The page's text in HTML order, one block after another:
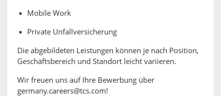
Mobile Work
Private Unfallversicherung
Die abgebildeten Leistungen können je nach Position,
Geschäftsbereich und Standort leicht variieren.
Wir freuen uns auf Ihre Bewerbung über
germany.careers@tcs.com!